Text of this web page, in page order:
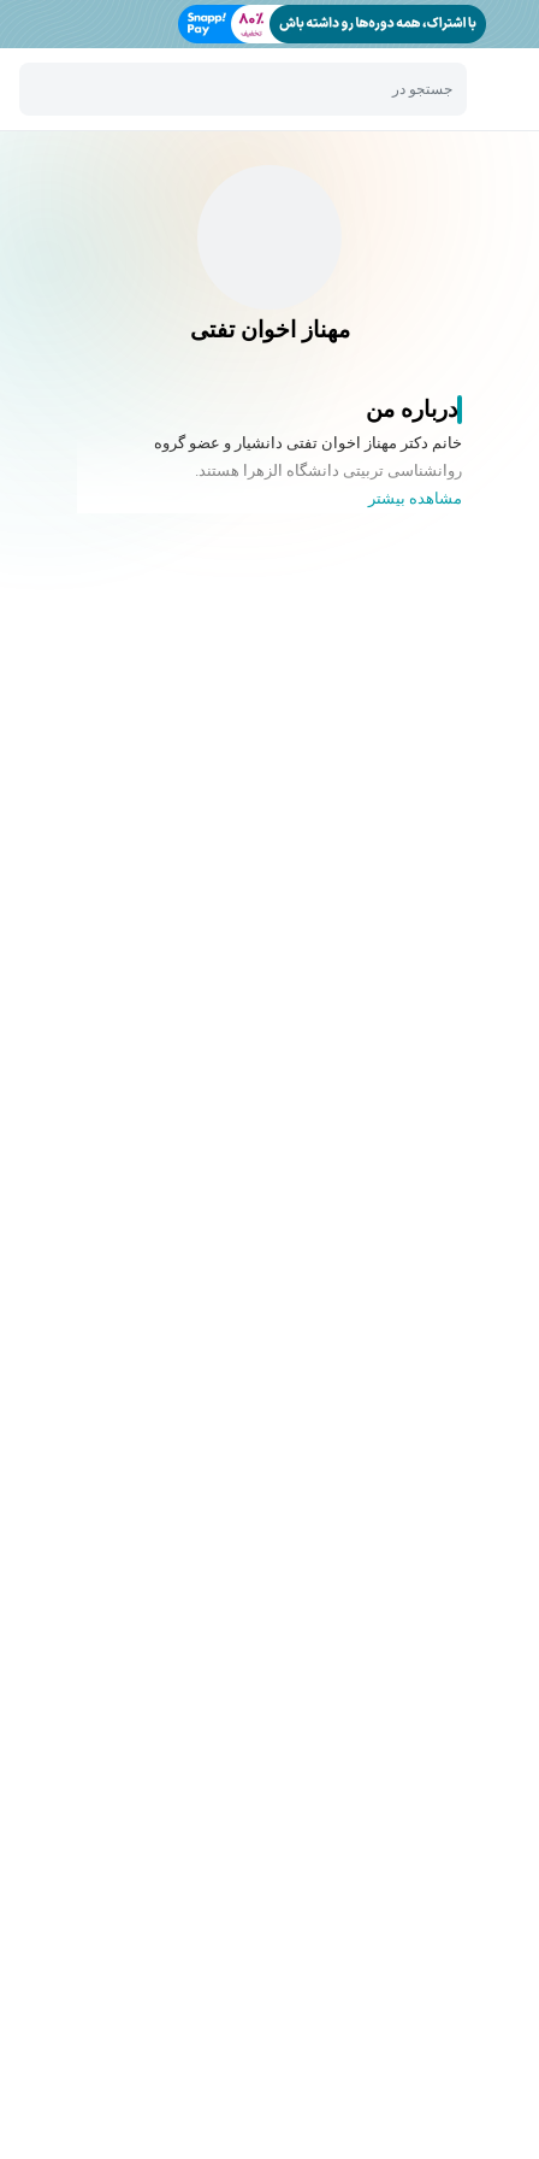
جستجو در
مهناز اخوان تفتی
درباره من
خانم دکتر مهناز اخوان تفتی دانشیار و عضو گروه
روانشناسی تربیتی دانشگاه الزهرا هستند.
مشاهده بیشتر